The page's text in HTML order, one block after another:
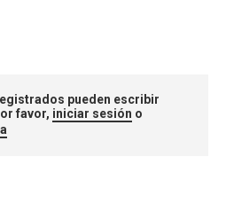
pueden escribir
favor, iniciar sesión o